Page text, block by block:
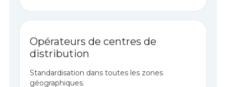
Opérateurs de centres de
distribution
Standardisation dans toutes les zones
géographiques.